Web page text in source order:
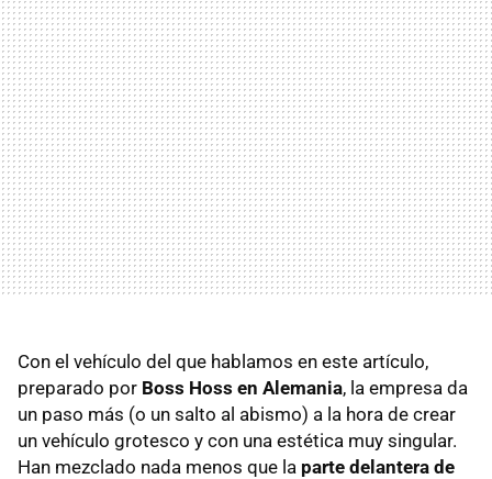
Con el vehículo del que hablamos en este artículo,
preparado por Boss Hoss en Alemania, la empresa da
un paso más (o un salto al abismo) a la hora de crear
un vehículo grotesco y con una estética muy singular.
Han mezclado nada menos que la parte delantera de